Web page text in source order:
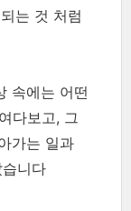
는 것 처럼
속에는 어떤
다보고, 그
가는 일과
니다